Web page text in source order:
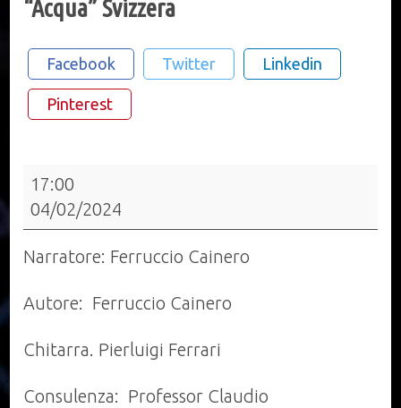
“Acqua” Svizzera
Facebook Twitter Linkedin
Pinterest
“Acqua”
Svizzera
17:00
04/02/2024
Narratore: Ferruccio Cainero
Autore: Ferruccio Cainero
Chitarra. Pierluigi Ferrari
Consulenza: Professor Claudio